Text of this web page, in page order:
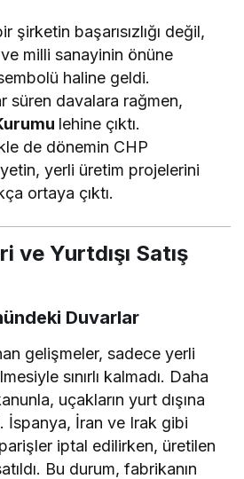
şirketin başarısızlığı değil,
milli sanayinin önüne
haline geldi.
süren davalara rağmen,
lehine çıktı.
de dönemin CHP
yerli üretim projelerini
ortaya çıktı.
ve Yurtdışı Satış
Duvarlar
gelişmeler, sadece yerli
sınırlı kalmadı. Daha
uçakların yurt dışına
İspanya, İran ve Irak gibi
iptal edilirken, üretilen
Bu durum, fabrikanın